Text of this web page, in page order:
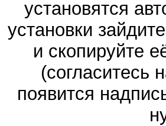
установятся
установки
и скопируйте
(согласитесь
появится